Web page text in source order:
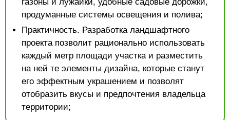
продуманные системы освещения и полива;
Практичность. Разработка ландшафтного
проекта позволит рационально использовать
каждый метр площади участка и разместить
на ней те элементы дизайна, которые станут
его эффектным украшением и позволят
отобразить вкусы и предпочтения владельца
территории;